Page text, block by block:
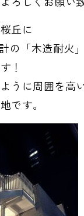
丘に
の「木造耐火
！
うに周囲を高
です。